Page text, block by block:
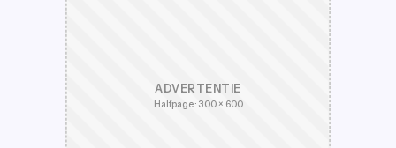
ADVERTENTIE
Halfpage · 300 × 600